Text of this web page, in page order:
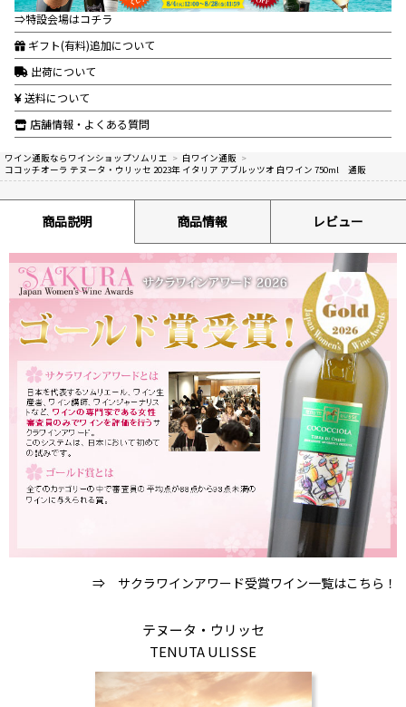
⇒特設会場はコチラ
ギフト(有料)追加について
出荷について
送料について
店舗情報・よくある質問
ワイン通販ならワインショップソムリエ > 白ワイン通販 >
ココッチオーラ テヌータ・ウリッセ 2023年 イタリア アブルッツオ 白ワイン 750ml 通販
商品説明 商品情報 レビュー
⇒ サクラワインアワード受賞ワイン一覧はこちら！
テヌータ・ウリッセ
TENUTA ULISSE